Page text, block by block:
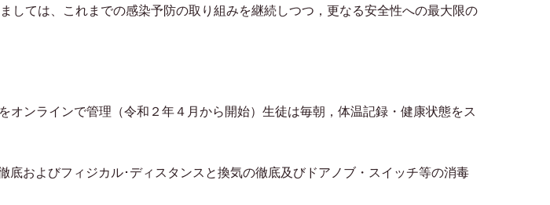
しては、これまでの感染予防の取り組みを継続しつつ，更なる安全性への最大限の
オンラインで管理（令和２年４月から開始）生徒は毎朝，体温記録・健康状態をス
底およびフィジカル･ディスタンスと換気の徹底及びドアノブ・スイッチ等の消毒